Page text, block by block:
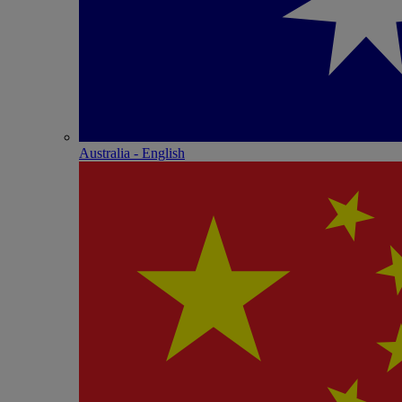
Australia - English